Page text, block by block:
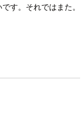
す。それではまた。